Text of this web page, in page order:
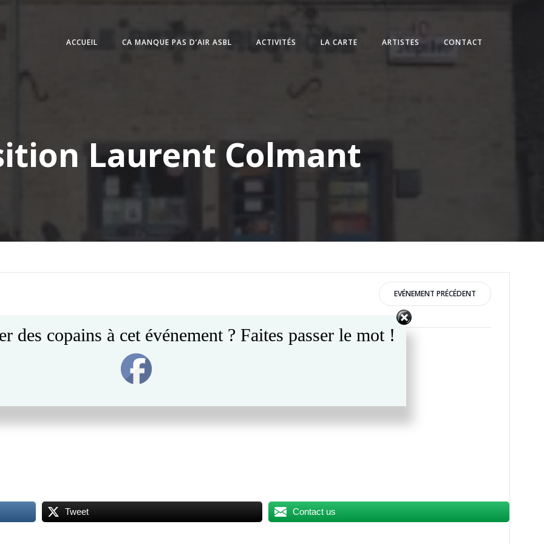
ACCUEIL CA MANQUE PAS D’AIR ASBL ACTIVITÉS LA CARTE ARTISTES CONTACT
Laurent Colmant
navigation
EVÉNEMENT PRÉCÉDENT
Tweet Contact us
des copains à cet événement ? Faites passer le mot !